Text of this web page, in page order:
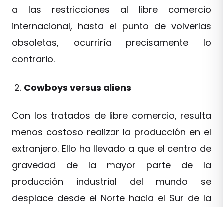
a las restricciones al libre comercio
internacional, hasta el punto de volverlas
obsoletas, ocurriría precisamente lo
contrario.
Cowboys versus aliens
Con los tratados de libre comercio, resulta
menos costoso realizar la producción en el
extranjero. Ello ha llevado a que el centro de
gravedad de la mayor parte de la
producción industrial del mundo se
desplace desde el Norte hacia el Sur de la